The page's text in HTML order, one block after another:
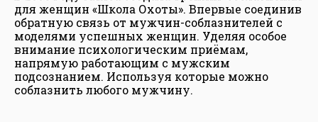
для женщин «Школа Охоты». Впервые соединив
обратную связь от мужчин-соблазнителей с
моделями успешных женщин. Уделяя особое
внимание психологическим приёмам,
напрямую работающим с мужским
подсознанием. Используя которые можно
соблазнить любого мужчину.